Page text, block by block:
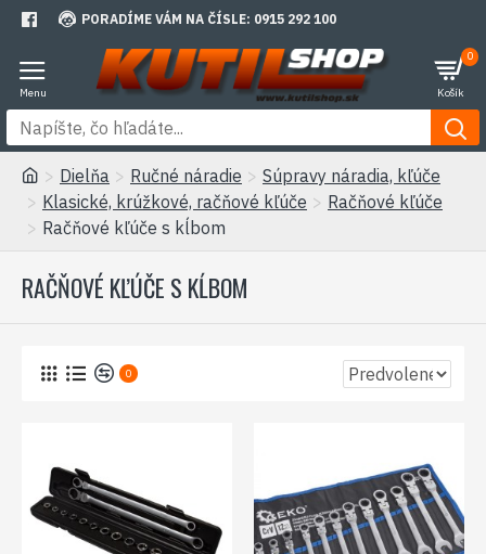
PORADÍME VÁM NA ČÍSLE: 0915 292 100
0
Dielňa Ručné náradie
Súpravy náradia, kľúče
Klasické, krúžkové, račňové kľúče
Račňové kľúče
Račňové kľúče s kĺbom
RAČŇOVÉ KĽÚČE S KĹBOM
0